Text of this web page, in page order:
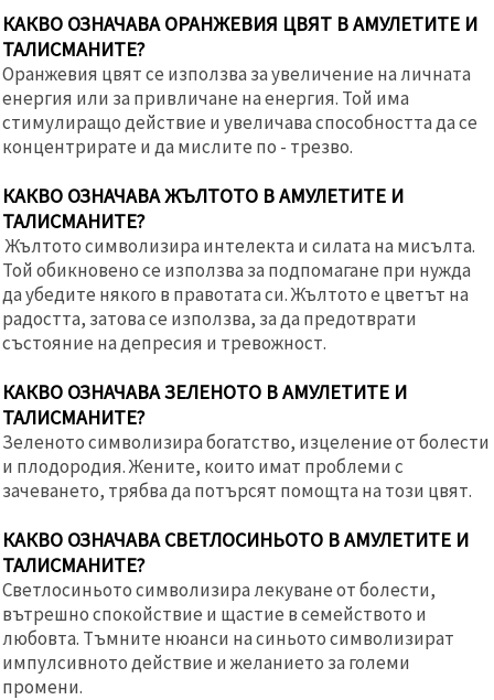
КАКВО ОЗНАЧАВА ОРАНЖЕВИЯ ЦВЯТ В АМУЛЕТИТЕ И
ТАЛИСМАНИТЕ?
Оранжевия цвят се използва за увеличение на личната
енергия или за привличане на енергия. Той има
стимулиращо действие и увеличава способността да се
концентрирате и да мислите по - трезво.
КАКВО ОЗНАЧАВА ЖЪЛТОТО В АМУЛЕТИТЕ И
ТАЛИСМАНИТЕ?
Жълтото символизира интелекта и силата на мисълта.
Той обикновено се използва за подпомагане при нужда
да убедите някого в правотата си. Жълтото е цветът на
радостта, затова се използва, за да предотврати
състояние на депресия и тревожност.
КАКВО ОЗНАЧАВА ЗЕЛЕНОТО В АМУЛЕТИТЕ И
ТАЛИСМАНИТЕ?
Зеленото символизира богатство, изцеление от болести
и плодородия. Жените, които имат проблеми с
зачеването, трябва да потърсят помощта на този цвят.
КАКВО ОЗНАЧАВА СВЕТЛОСИНЬОТО В АМУЛЕТИТЕ И
ТАЛИСМАНИТЕ?
Светлосиньото символизира лекуване от болести,
вътрешно спокойствие и щастие в семейството и
любовта. Тъмните нюанси на синьото символизират
импулсивното действие и желанието за големи
промени.